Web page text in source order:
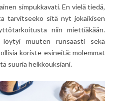
simpukkavati. En vielä tiedä,
tarvitseeko sitä nyt jokaikisen
niin miettiäkään.
löytyi muuten runsaasti sekä
koriste-esineitä: molemmat
suuria heikkouksiani.